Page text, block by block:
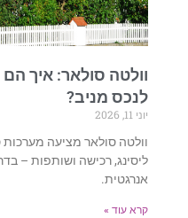
וולטה סולאר: איך
לנכס מניב?
יוני 11, 2026
וולטה סולאר מציעה מערכות
ליסינג, רכישה ושותפות –
אנרגטית.
קרא עוד »